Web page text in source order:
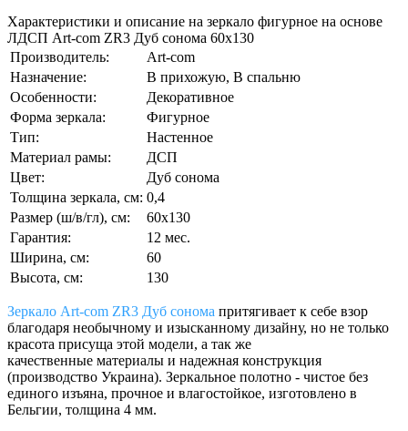
Характеристики и описание на зеркало фигурное на основе
ЛДСП Art-com ZR3 Дуб сонома 60х130
Производитель:
Art-com
Назначение:
В прихожую, В спальню
Особенности:
Декоративное
Форма зеркала:
Фигурное
Тип:
Настенное
Материал рамы:
ДСП
Цвет:
Дуб сонома
Толщина зеркала, см: 0,4
Размер (ш/в/гл), см:
60х130
Гарантия:
12 мес.
Ширина, см:
60
Высота, см:
130
Зеркало Art-com ZR3 Дуб сонома притягивает к себе взор
благодаря необычному и изысканному дизайну, но не только
красота присуща этой модели, а так же
качественные материалы и надежная конструкция
(производство Украина). Зеркальное полотно - чистое без
единого изъяна, прочное и влагостойкое, изготовлено в
Бельгии, толщина 4 мм.